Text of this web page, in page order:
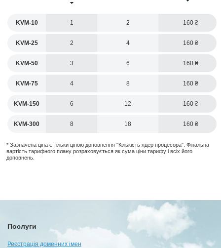
KVM-10 1 2 160
KVM-25 2 4 160
KVM-50 3 6 160
KVM-75 4 8 160
KVM-150 6 12 160
KVM-300 8 18 160
* Зазначена ціна є тільки ціною доповнення "Кількість ядер процесора". Фінальна
вартість тарифного плану розраховується як сума ціни тарифу і всіх його
доповнень.
Послуги
Реєстрація доменних імен